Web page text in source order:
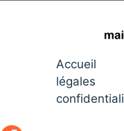
Accueil
légales